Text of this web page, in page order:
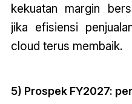
kekuatan margin
jika efisiensi
cloud terus membaik.
5) Prospek FY2027: